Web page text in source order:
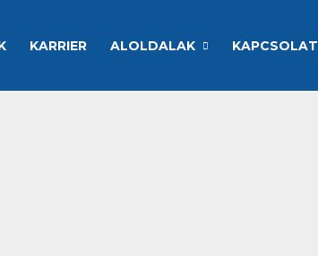
KARRIER ALOLDALAK KAPCSOLAT